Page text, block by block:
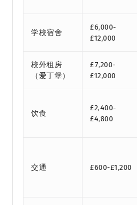
学校宿舍
£6,000-
£12,000
校外租房
（爱丁堡）
£7,200-
£12,000
饮食
£2,400-
£4,800
交通 £600-£1,200